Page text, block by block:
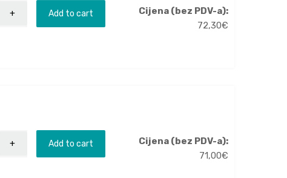
Add to cart
Cijena (bez PDV-a):
72,30€
Add to cart
Cijena (bez PDV-a):
71,00€